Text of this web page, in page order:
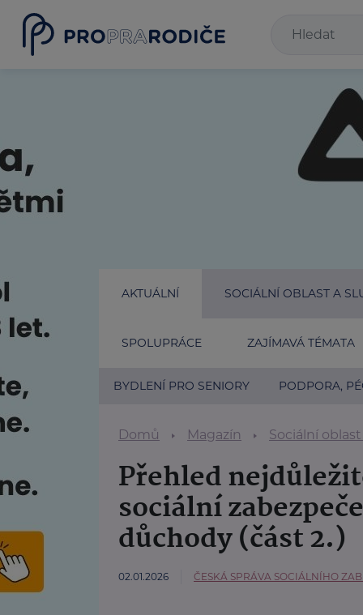
AKTUÁLNÍ SOCIÁLNÍ OBLAST A
SPOLUPRÁCE ZAJÍMAVÁ TÉMATA
BYDLENÍ PRO SENIORY PODPORA,
Domů Magazín Sociální
Přehled
sociální
důchody (část 2.)
02.01.2026 ČESKÁ SPRÁVA SOCIÁLNÍHO